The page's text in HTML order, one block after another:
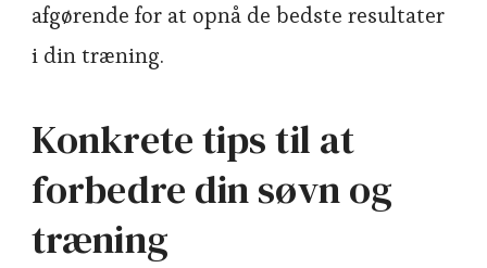
afgørende for at opnå de bedste resultater
i din træning.
Konkrete tips til at
forbedre din søvn og
træning